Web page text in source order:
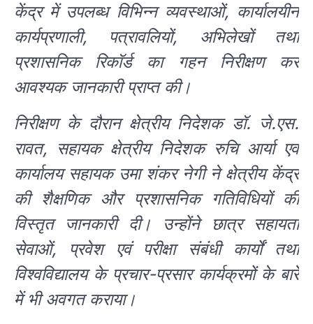
केंद्र में उपलब्ध विभिन्न व्यवस्थाओं, कार्यालयीन
कार्यप्रणाली, पत्रावलियों, अभिलेखों तथा
प्रशासनिक रिकॉर्ड का गहन निरीक्षण कर
आवश्यक जानकारी प्राप्त की।
निरीक्षण के दौरान क्षेत्रीय निदेशक डॉ. जे.एस.
रावत, सहायक क्षेत्रीय निदेशक रुचि आर्या एवं
कार्यालय सहायक उमा शंकर नेगी ने क्षेत्रीय केंद्र
की शैक्षणिक और प्रशासनिक गतिविधियों की
विस्तृत जानकारी दी। उन्होंने छात्र सहायता
सेवाओं, प्रवेश एवं परीक्षा संबंधी कार्यों तथा
विश्वविद्यालय के प्रचार-प्रसार कार्यक्रमों के बारे
में भी अवगत कराया।